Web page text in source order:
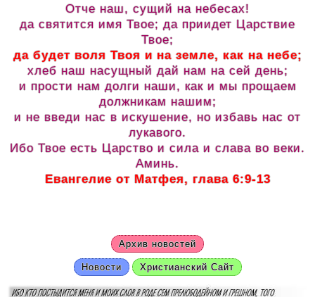
Отче наш, сущий на небесах!
да святится имя Твое; да приидет Царствие
Твое;
да будет воля Твоя и на земле, как на небе;
хлеб наш насущный дай нам на сей день;
и прости нам долги наши, как и мы прощаем
должникам нашим;
и не введи нас в искушение, но избавь нас от
лукавого.
Ибо Твое есть Царство и сила и слава во веки.
Аминь.
Евангелие от Матфея, глава 6:9-13
Архив новостей
Новости Христианский Сайт